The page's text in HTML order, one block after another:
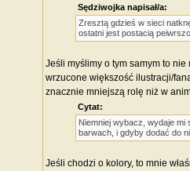
Sędziwojka napisał/a:
Zresztą gdzieś w sieci
ostatni jest postacią
Jeśli myślimy o tym samym to
wrzucone większość ilustracji/
znacznie mniejszą rolę niż w
Cytat:
Niemniej wybacz, wydaje
barwach, i gdyby dodać do
Jeśli chodzi o kolory, to mnie